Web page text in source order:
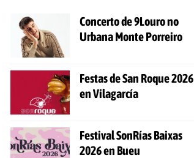
Concerto de 9Louro no
Urbana Monte Porreiro
Festas de San Roque 2026
en Vilagarcía
Festival SonRías Baixas
2026 en Bueu